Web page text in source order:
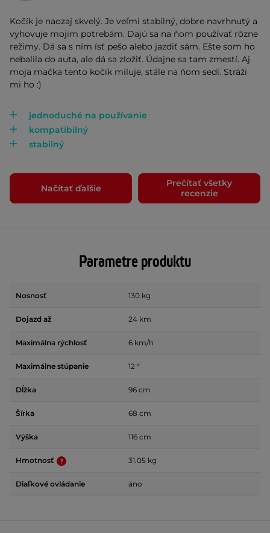
Kočík je naozaj skvelý. Je veľmi stabilný, dobre navrhnutý a
vyhovuje mojim potrebám. Dajú sa na ňom používať rôzne
režimy. Dá sa s ním ísť pešo alebo jazdiť sám. Ešte som ho
nebalila do auta, ale dá sa zložiť. Údajne sa tam zmestí. Aj
moja mačka tento kočík miluje, stále na ňom sedí. Stráži
mi ho :)
jednoduché na používanie
kompatibilný
stabilný
Načítať ďalšie
Prečítať všetky
recenzie
Parametre produktu
Nosnosť 130 kg
Dojazd až 24 km
Maximálna rýchlosť 6 km/h
Maximálne stúpanie 12 °
Dĺžka 96 cm
Šírka 68 cm
Výška 116 cm
Hmotnosť 31.05 kg
Diaľkové ovládanie áno